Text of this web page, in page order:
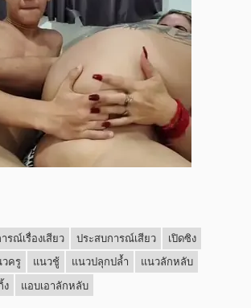
รณ์เรื่องเสียว ประสบการณ์เสียว
เปิดซิง
ครู แนวชู้ แนวปลุกปล้ำ
แนวลักหลับ
ง แอบเอาลักหลับ